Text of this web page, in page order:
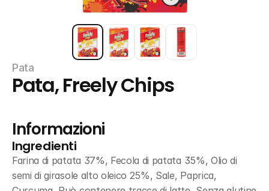
Pata
Pata, Freely Chips
Informazioni
Ingredienti
Farina di patata 37%, Fecola di patata 35%, Olio di
semi di girasole alto oleico 25%, Sale, Paprica,